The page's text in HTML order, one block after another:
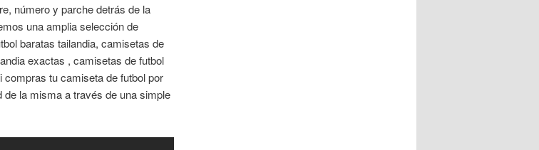
número y parche detrás de la
una amplia selección de
baratas tailandia, camisetas de
exactas , camisetas de futbol
tu camiseta de futbol por
la misma a través de una simple